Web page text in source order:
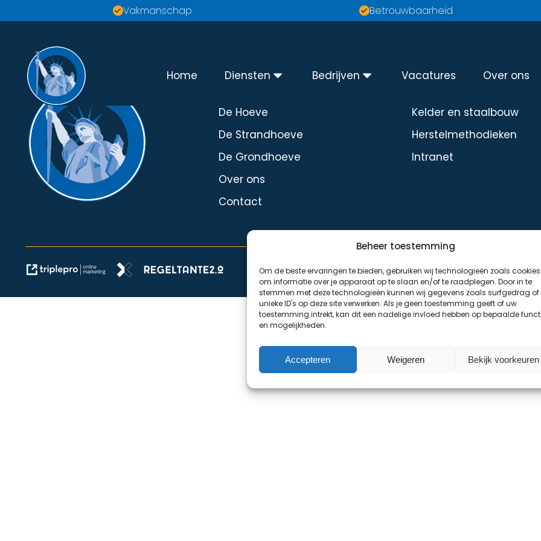
Beheer toestemming
Om de beste ervaringen te bieden, gebruiken wij technologieën zoals cookies
om informatie over je apparaat op te slaan en/of te raadplegen. Door in te
stemmen met deze technologieën kunnen wij gegevens zoals surfgedrag of
unieke ID's op deze site verwerken. Als je geen toestemming geeft of uw
toestemming intrekt, kan dit een nadelige invloed hebben op bepaalde
en mogelijkheden.
Accepteren Weigeren Bekijk voorkeuren
Vakmanschap Betrouwbaarheid
Home Diensten Bedrijven Vacatures Over ons
De Hoeve
De Strandhoeve
De Grondhoeve
Over ons
Contact
Kelder en staalbouw
Herstelmethodieken
Intranet